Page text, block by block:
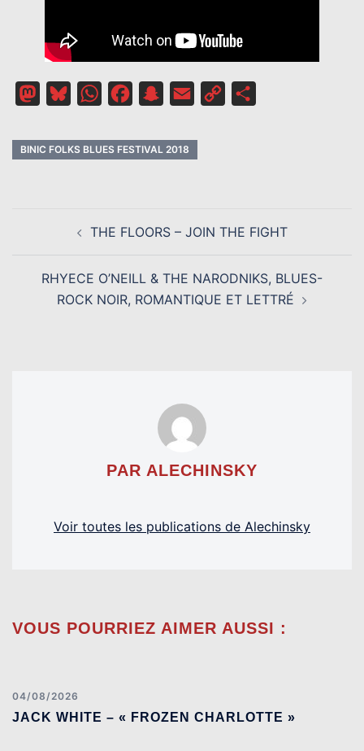
MastodonBlueskyWhatsAppFacebookSnapchat
Email
Copy
BINIC FOLKS BLUES FESTIVAL 2018
D’ARTICLETHE FLOORS – JOIN THE FIGHT
RHYECE O’NEILL & THE NARODNIKS, BLUES-
ROCK NOIR, ROMANTIQUE ET LETTRÉ
PAR ALECHINSKY
Voir toutes les publications de Alechinsky
VOUS POURRIEZ AIMER AUSSI :
04/08/2026
JACK WHITE – « FROZEN CHARLOTTE »